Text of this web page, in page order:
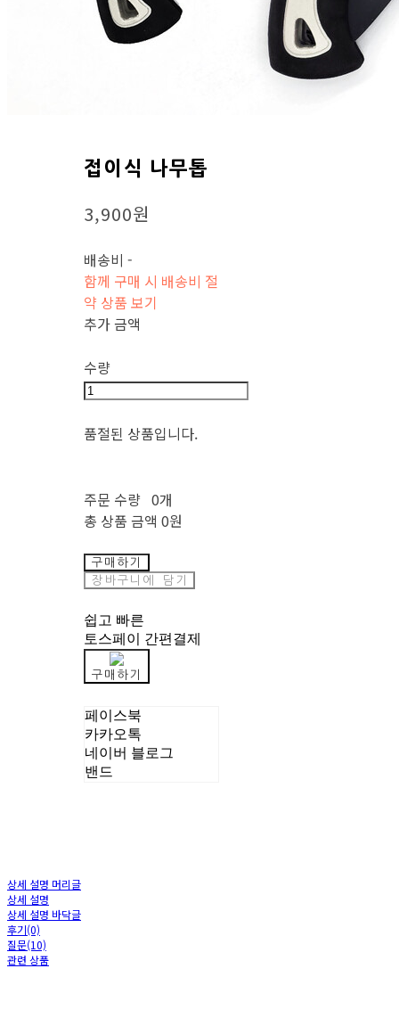
접이식 나무톱
3,900원
배송비-
함께 구매 시 배송비 절
약 상품 보기
추가 금액
수량
품절된 상품입니다.
주문 수량 0개
총 상품 금액 0원
구매하기
장바구니에 담기
쉽고 빠른
토스페이 간편결제
구매하기
페이스북
카카오톡
네이버 블로그
밴드
상세 설명 머리글
상세 설명
상세 설명 바닥글
후기(0)
질문(10)
관련 상품